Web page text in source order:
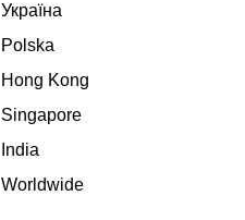
Україна
Polska
Hong Kong
Singapore
India
Worldwide